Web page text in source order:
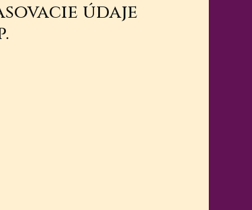
údaje